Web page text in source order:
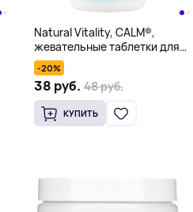
Natural Vitality, CALM®,
жевательные таблетки для
детей, со вкусом сладкого
цитруса, 83 мг, 60
жевательных таблеток
-20%
38 руб. 48 руб.
КУПИТЬ